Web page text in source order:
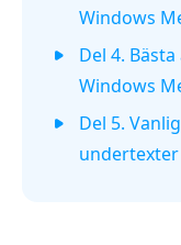
Windows
Del 4.
Windows
Del 5.